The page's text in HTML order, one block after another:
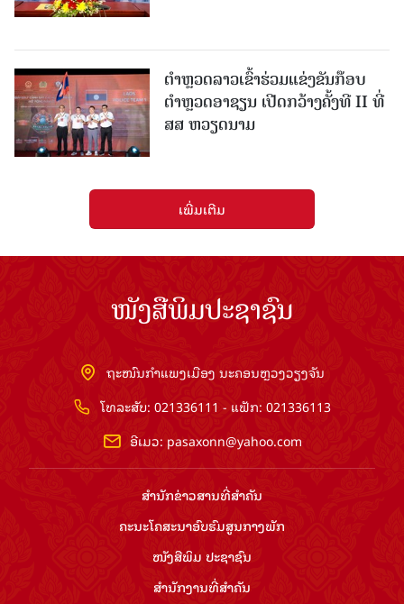
ຕຳຫຼວດລາວເຂົ້າຮ່ວມແຂ່ງຂັນກ໊ອບ
ຕຳຫຼວດອາຊຽນ ເປີດກວ້າງຄັ້ງທີ II ທີ່
ສສ ຫວຽດນາມ
ເພີ່ມເຕີມ
ໜັງສືພິມປະຊາຊົນ
ຖະໜົນກຳແພງເມືອງ ນະຄອນຫຼວງວຽງຈັນ
ໂທລະສັບ: 021336111 - ແຟັກ: 021336113
ອີເມວ: pasaxonn@yahoo.com
ສຳ​ນັກ​ຂ່າວ​ສານ​ທີ່​ສຳ​ຄັນ​
ຄະນະໂຄສະນາອົບຮົມ​ສູນ​ກາງ​ພັກ
ໜັງສືພິມ ປະ​ຊາ​ຊົນ
ສຳ​ນັກ​ງານ​ທີ່​ສຳ​ຄັນ